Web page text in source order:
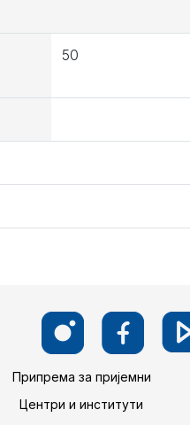
50
Припрема за пријемни
Центри и институти